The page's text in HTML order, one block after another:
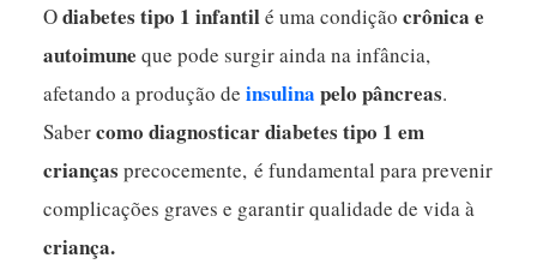
Odiabetes tipo 1 infantilé uma condição crônica e
autoimune que pode surgir ainda na infância,
afetando a produção deinsulina pelo pâncreas.
Sabercomo diagnosticar diabetes tipo 1 em
criançasprecocemente, é fundamental para prevenir
complicações graves e garantir qualidade de vida à
criança.